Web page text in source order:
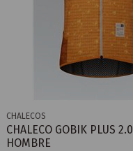
CHALECOS
CHALECO GOBIK PLUS 2.0
HOMBRE